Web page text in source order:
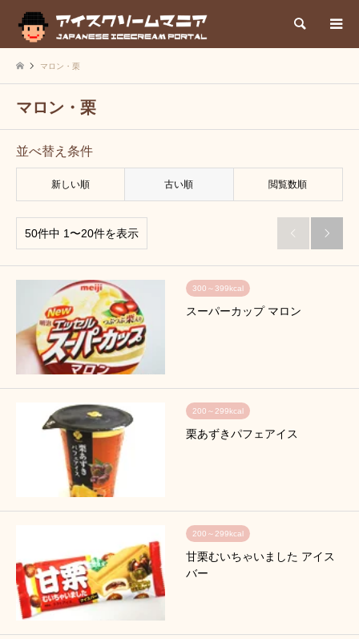
検索
マロン・栗
マロン・栗
並べ替え条件
新しい順 古い順 閲覧数順
50件中 1〜20件を表示  
300～399kcal
スーパーカップ マロン
200～299kcal
栗あずきパフェアイス
200～299kcal
甘栗むいちゃいました アイス
バー